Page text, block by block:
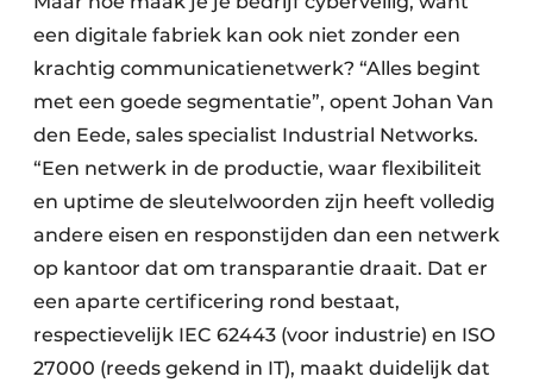
een digitale fabriek kan ook niet zonder een
krachtig communicatienetwerk? “Alles begint
met een goede segmentatie”, opent Johan Van
den Eede, sales specialist Industrial Networks.
“Een netwerk in de productie, waar flexibiliteit
en uptime de sleutelwoorden zijn heeft volledig
andere eisen en responstijden dan een netwerk
op kantoor dat om transparantie draait. Dat er
een aparte certificering rond bestaat,
respectievelijk IEC 62443 (voor industrie) en ISO
27000 (reeds gekend in IT), maakt duidelijk dat